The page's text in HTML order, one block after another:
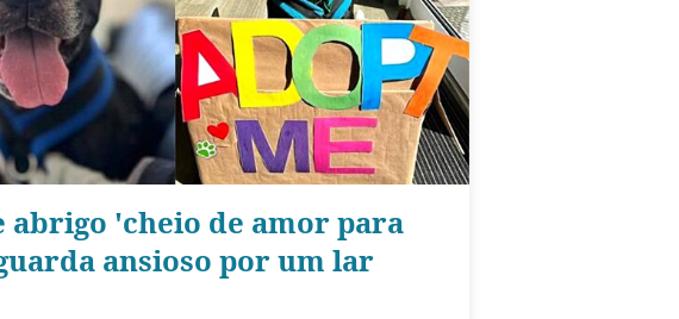
abrigo 'cheio de amor para
ansioso por um lar